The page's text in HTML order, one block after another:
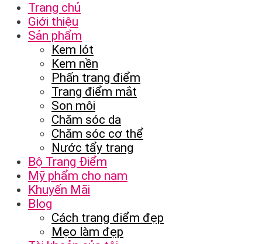
Trang chủ
Giới thiệu
Sản phẩm
Kem lót
Kem nền
Phấn trang điểm
Trang điểm mắt
Son môi
Chăm sóc da
Chăm sóc cơ thể
Nước tẩy trang
Bộ Trang Điểm
Mỹ phẩm cho nam
Khuyến Mãi
Blog
Cách trang điểm đẹp
Mẹo làm đẹp